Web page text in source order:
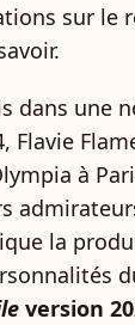
sur le
dans une
Flavie
à
la
version